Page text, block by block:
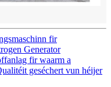
fir
Generator
fir waarm a
geséchert vun héijer